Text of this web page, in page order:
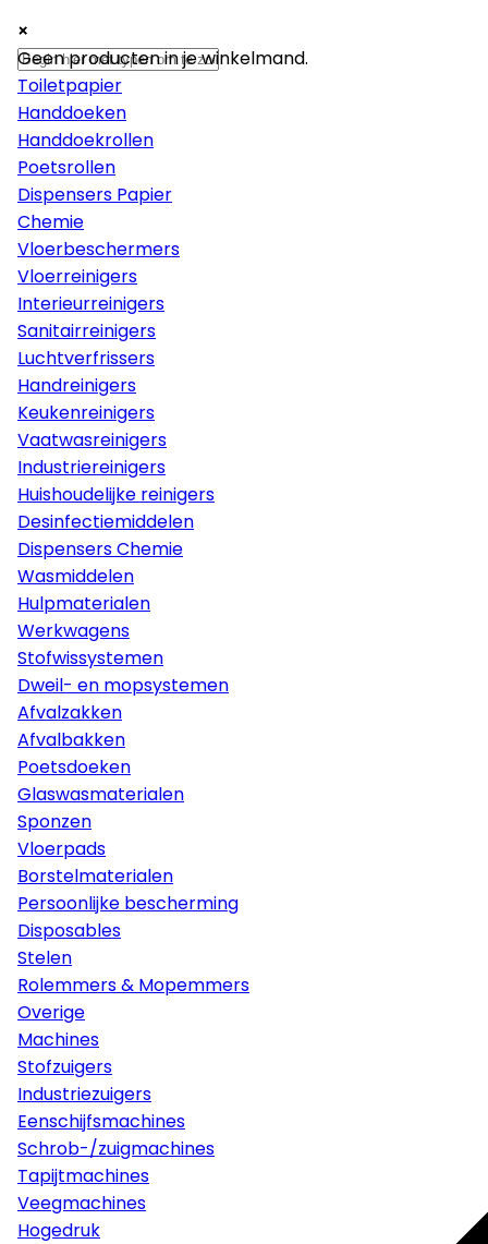
×
Papier
Toiletpapier
Handdoeken
Handdoekrollen
Poetsrollen
Dispensers Papier
Chemie
Vloerbeschermers
Vloerreinigers
Interieurreinigers
Sanitairreinigers
Luchtverfrissers
Handreinigers
Keukenreinigers
Vaatwasreinigers
Industriereinigers
Huishoudelijke reinigers
Desinfectiemiddelen
Dispensers Chemie
Wasmiddelen
Hulpmaterialen
Werkwagens
Stofwissystemen
Dweil- en mopsystemen
Afvalzakken
Afvalbakken
Poetsdoeken
Glaswasmaterialen
Sponzen
Vloerpads
Borstelmaterialen
Persoonlijke bescherming
Disposables
Stelen
Rolemmers & Mopemmers
Overige
Machines
Stofzuigers
Industriezuigers
Eenschijfsmachines
Schrob-/zuigmachines
Tapijtmachines
Veegmachines
Hogedruk
×
×
Geen producten in je winkelmand.